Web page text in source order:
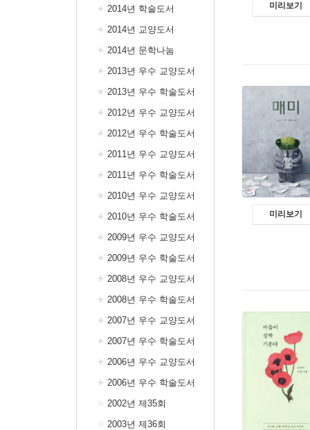
2014년 학술도서
2014년 교양도서
2014년 문학나눔
2013년 우수 교양도서
2013년 우수 학술도서
2012년 우수 교양도서
2012년 우수 학술도서
2011년 우수 교양도서
2011년 우수 학술도서
2010년 우수 교양도서
2010년 우수 학술도서
2009년 우수 교양도서
2009년 우수 학술도서
2008년 우수 교양도서
2008년 우수 학술도서
2007년 우수 교양도서
2007년 우수 학술도서
2006년 우수 교양도서
2006년 우수 학술도서
2002년 제35회
2003년 제36회
미리보기
미리보기